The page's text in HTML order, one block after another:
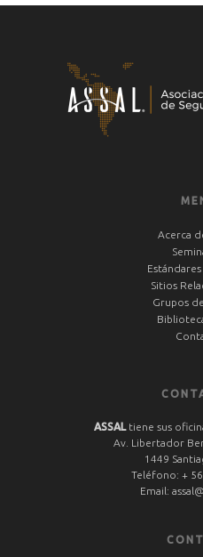
Acerca
Estándares
Sitios
Grupos
ASSALtiene sus
Av. Libertador
1449
Teléfono: +
Email: